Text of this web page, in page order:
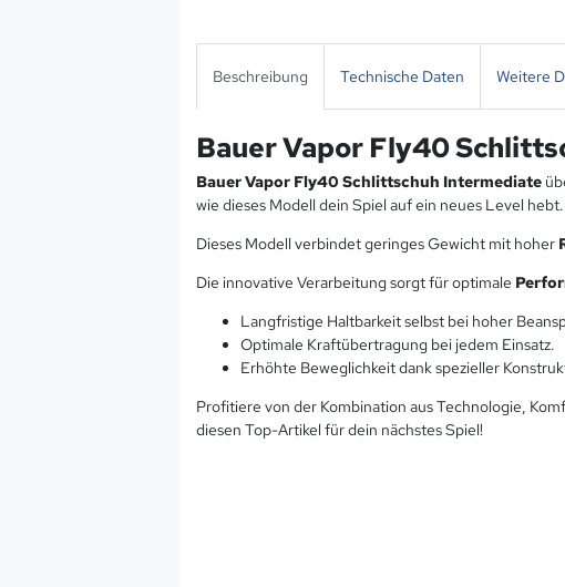
Beschreibung Technische Daten Weitere
Bauer Vapor Fly40
Bauer Vapor Fly40 Schlittschuh Intermediate
wie dieses Modell dein Spiel auf ein neues Level hebt.
Dieses Modell verbindet geringes Gewicht mit hoher
Die innovative Verarbeitung sorgt für optimale
Langfristige Haltbarkeit selbst bei hoher
Optimale Kraftübertragung bei jedem Einsatz.
Erhöhte Beweglichkeit dank spezieller
Profitiere von der Kombination aus Technologie,
diesen Top-Artikel für dein nächstes Spiel!